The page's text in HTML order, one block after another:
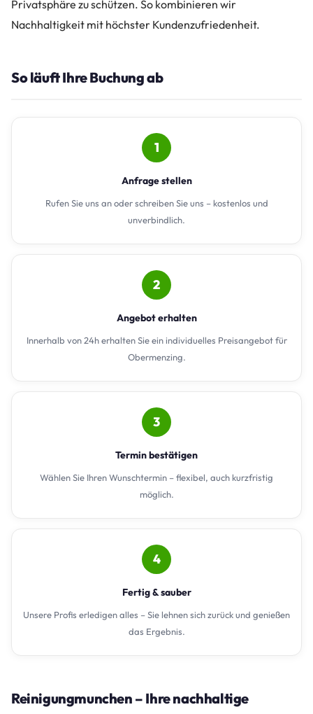
Privatsphäre zu schützen. So kombinieren wir
Nachhaltigkeit mit höchster Kundenzufriedenheit.
So läuft Ihre Buchung ab
1
Anfrage stellen
Rufen Sie uns an oder schreiben Sie uns – kostenlos und
unverbindlich.
2
Angebot erhalten
Innerhalb von 24h erhalten Sie ein individuelles Preisangebot für
Obermenzing.
3
Termin bestätigen
Wählen Sie Ihren Wunschtermin – flexibel, auch kurzfristig
möglich.
4
Fertig & sauber
Unsere Profis erledigen alles – Sie lehnen sich zurück und genießen
das Ergebnis.
Reinigungmunchen – Ihre nachhaltige